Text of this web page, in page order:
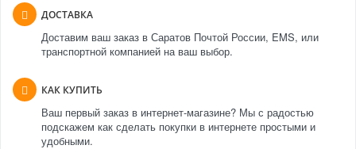
ДОСТАВКА
Доставим ваш заказ в Саратов Почтой России, EMS, или
транспортной компанией на ваш выбор.
КАК КУПИТЬ
Ваш первый заказ в интернет-магазине? Мы с радостью
подскажем как сделать покупки в интернете простыми и
удобными.